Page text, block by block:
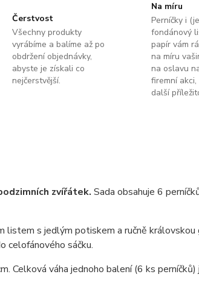
Čerstvost
Všechny produkty
vyrábíme a balíme až po
obdržení objednávky,
abyste je získali co
nejčerstvější.
Na míru
Perníčky i
fondánový
papír vám
na míru
na oslavu
firemní
další
zvířátek. Sada obsahuje 6
listem s jedlým potiskem a ručně
celofánového sáčku.
Celková váha jednoho balení (6 ks